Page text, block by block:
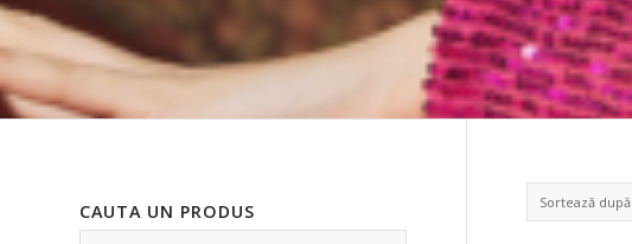
Sortează după
CAUTA UN PRODUS